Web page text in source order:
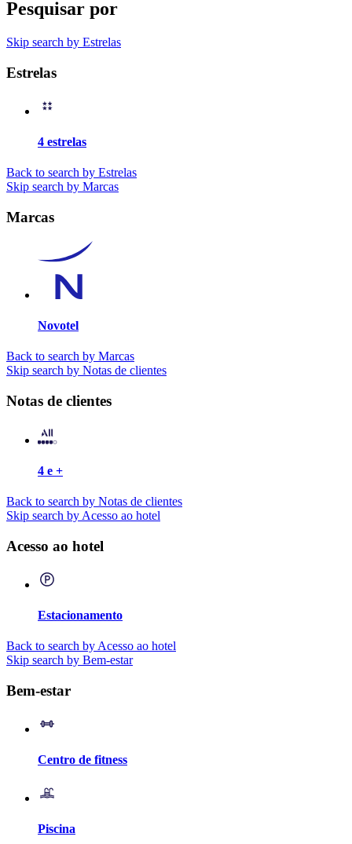
Pesquisar por
Skip search by Estrelas
Estrelas
4 estrelas
Back to search by Estrelas
Skip search by Marcas
Marcas
Novotel
Back to search by Marcas
Skip search by Notas de clientes
Notas de clientes
4 e +
Back to search by Notas de clientes
Skip search by Acesso ao hotel
Acesso ao hotel
Estacionamento
Back to search by Acesso ao hotel
Skip search by Bem-estar
Bem-estar
Centro de fitness
Piscina